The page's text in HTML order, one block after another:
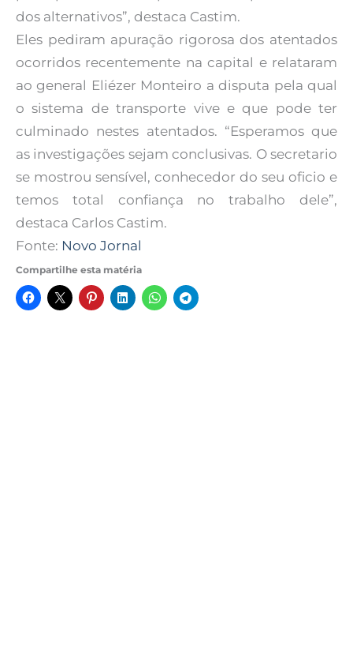
dos alternativos”, destaca Castim.
Eles pediram apuração rigorosa dos atentados
ocorridos recentemente na capital e relataram
ao general Eliézer Monteiro a disputa pela qual
o sistema de transporte vive e que pode ter
culminado nestes atentados. “Esperamos que
as investigações sejam conclusivas. O secretario
se mostrou sensível, conhecedor do seu oficio e
temos total confiança no trabalho dele”,
destaca Carlos Castim.
Fonte: Novo Jornal
Compartilhe esta matéria